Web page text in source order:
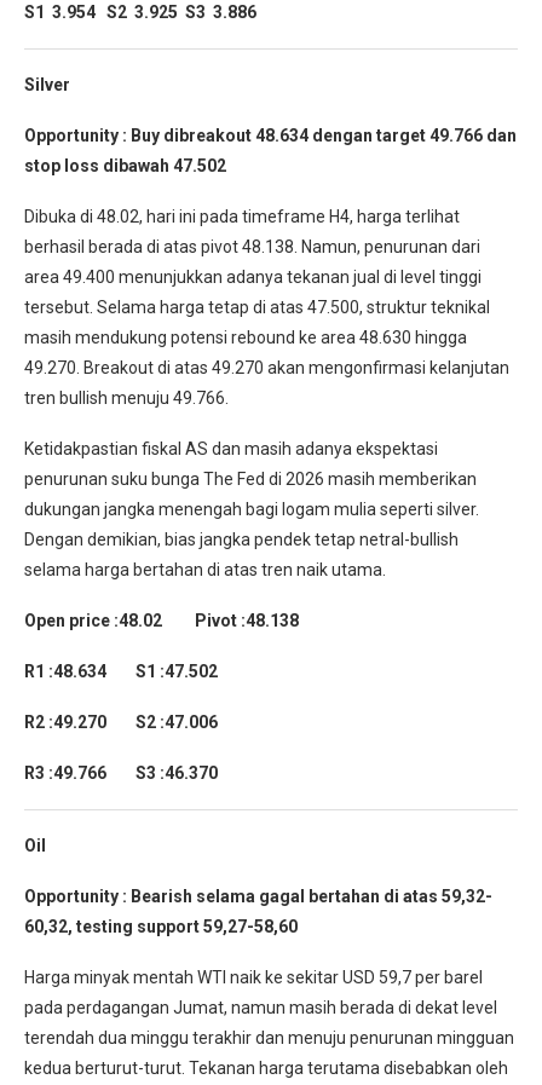
S1 3.954 S2 3.925 S3 3.886
Silver
Opportunity : Buy dibreakout 48.634 dengan target 49.766 dan
stop loss dibawah 47.502
Dibuka di 48.02, hari ini pada timeframe H4, harga terlihat
berhasil berada di atas pivot 48.138. Namun, penurunan dari
area 49.400 menunjukkan adanya tekanan jual di level tinggi
tersebut. Selama harga tetap di atas 47.500, struktur teknikal
masih mendukung potensi rebound ke area 48.630 hingga
49.270. Breakout di atas 49.270 akan mengonfirmasi kelanjutan
tren bullish menuju 49.766.
Ketidakpastian fiskal AS dan masih adanya ekspektasi
penurunan suku bunga The Fed di 2026 masih memberikan
dukungan jangka menengah bagi logam mulia seperti silver.
Dengan demikian, bias jangka pendek tetap netral-bullish
selama harga bertahan di atas tren naik utama.
Open price :48.02 Pivot :48.138
R1 :48.634 S1 :47.502
R2 :49.270 S2 :47.006
R3 :49.766 S3 :46.370
Oil
Opportunity : Bearish selama gagal bertahan di atas 59,32-
60,32, testing support 59,27-58,60
Harga minyak mentah WTI naik ke sekitar USD 59,7 per barel
pada perdagangan Jumat, namun masih berada di dekat level
terendah dua minggu terakhir dan menuju penurunan mingguan
kedua berturut-turut. Tekanan harga terutama disebabkan oleh